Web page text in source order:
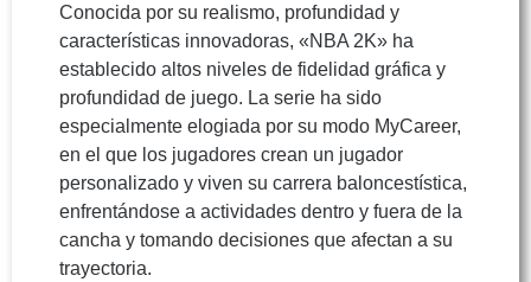
Conocida por su realismo, profundidad y
características innovadoras, «NBA 2K» ha
establecido altos niveles de fidelidad gráfica y
profundidad de juego. La serie ha sido
especialmente elogiada por su modo MyCareer,
en el que los jugadores crean un jugador
personalizado y viven su carrera baloncestística,
enfrentándose a actividades dentro y fuera de la
cancha y tomando decisiones que afectan a su
trayectoria.